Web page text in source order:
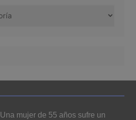
Una mujer de 55 años sufre un